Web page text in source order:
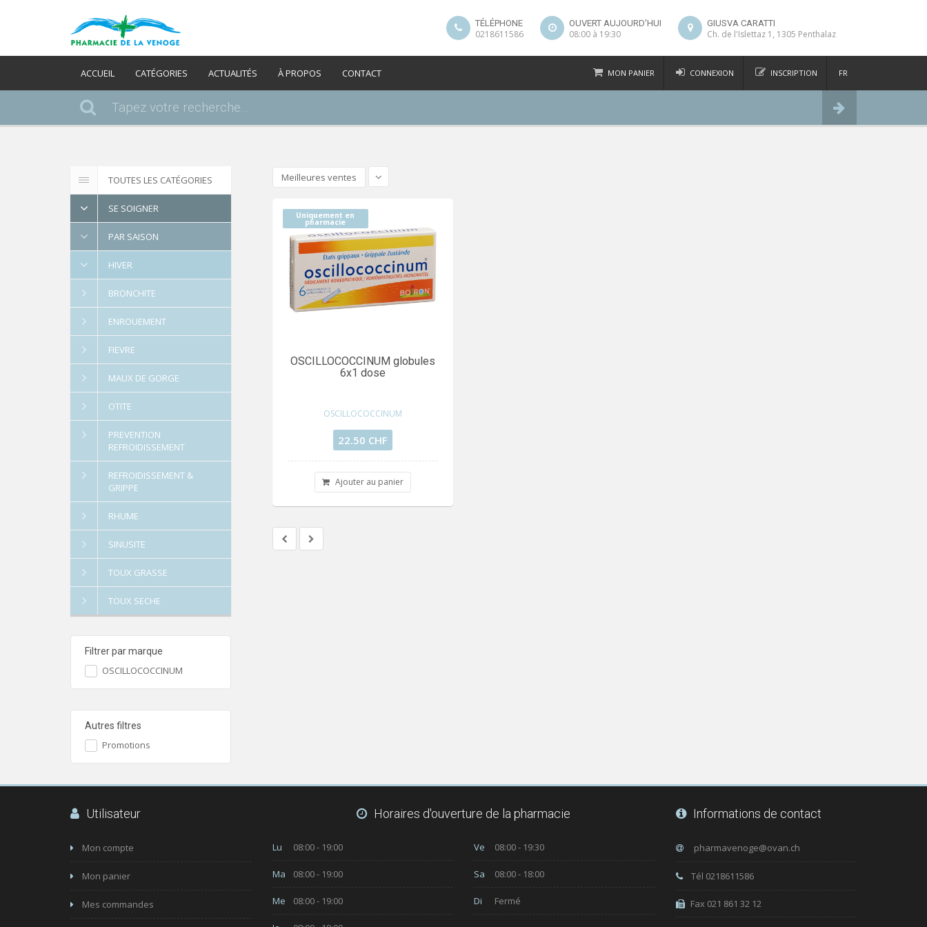
TÉLÉPHONE
0218611586
OUVERT AUJOURD'HUI
08:00 à 19:30
GIUSVA CARATTI
Ch. de l'Islettaz 1, 1305 Penthalaz
ACCUEIL CATÉGORIES ACTUALITÉS À PROPOS CONTACT MON PANIER CONNEXION INSCRIPTION FR
IT
TOUTES LES CATÉGORIES
SE SOIGNER
PAR SAISON
HIVER
BRONCHITE
ENROUEMENT
FIEVRE
MAUX DE GORGE
OTITE
PREVENTION
REFROIDISSEMENT
REFROIDISSEMENT &
GRIPPE
RHUME
SINUSITE
TOUX GRASSE
TOUX SECHE
Filtrer par marque
OSCILLOCOCCINUM
Autres filtres
Promotions
Meilleures ventes
Uniquement en
pharmacie
OSCILLOCOCCINUM globules
6x1 dose
OSCILLOCOCCINUM
22.50 CHF
Ajouter au panier
Utilisateur
Mon compte
Mon panier
Mes commandes
Horaires d'ouverture de la pharmacie
Lu 08:00 - 19:00
Ma 08:00 - 19:00
Me 08:00 - 19:00
Ve 08:00 - 19:30
Sa 08:00 - 18:00
Di Fermé
Informations de contact
Tél 0218611586
Fax 021 861 32 12